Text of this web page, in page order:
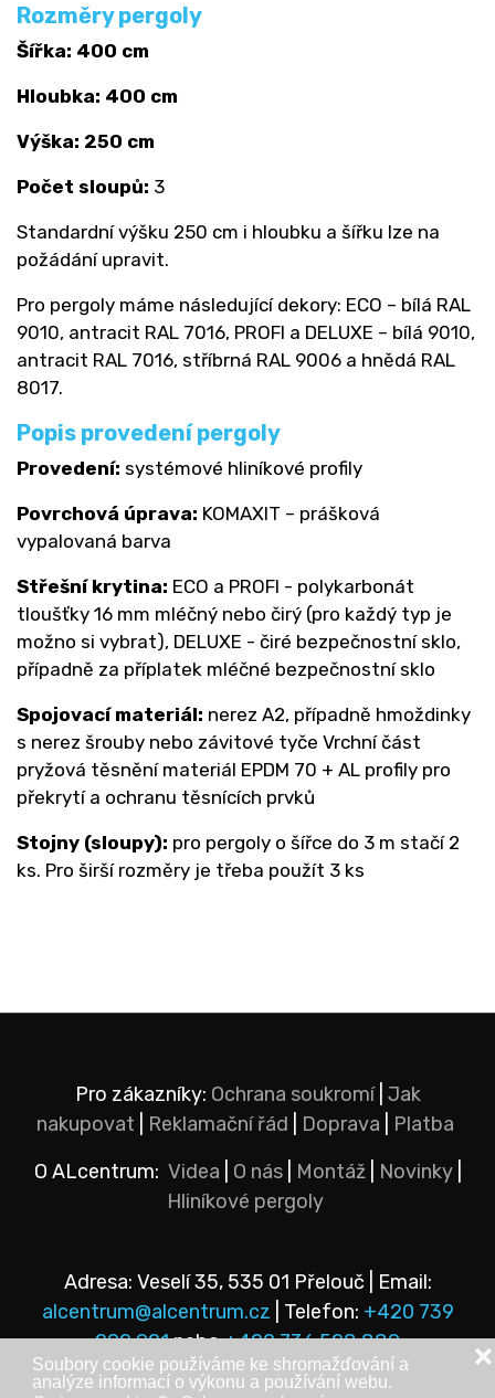
Soubory cookie používáme ke shromažďování a
analýze informací o výkonu a používání webu.
❌
Rozměry pergoly
Šířka: 400 cm
Hloubka: 400 cm
Výška: 250 cm
Počet sloupů: 3
Standardní výšku 250 cm i hloubku a šířku lze na
požádání upravit.
Pro pergoly máme následující dekory: ECO – bílá RAL
9010, antracit RAL 7016, PROFI a DELUXE – bílá 9010,
antracit RAL 7016, stříbrná RAL 9006 a hnědá RAL
8017.
Popis provedení pergoly
Provedení: systémové hliníkové profily
Povrchová úprava: KOMAXIT – prášková
vypalovaná barva
Střešní krytina: ECO a PROFI - polykarbonát
tloušťky 16 mm mléčný nebo čirý (pro každý typ je
možno si vybrat), DELUXE - čiré bezpečnostní sklo,
případně za příplatek mléčné bezpečnostní sklo
Spojovací materiál: nerez A2, případně hmoždinky
s nerez šrouby nebo závitové tyče Vrchní část
pryžová těsnění materiál EPDM 70 + AL profily pro
překrytí a ochranu těsnících prvků
Stojny (sloupy): pro pergoly o šířce do 3 m stačí 2
ks. Pro širší rozměry je třeba použít 3 ks
Pro zákazníky: Ochrana soukromí| Jak
nakupovat
Reklamační řád Doprava
Platba
O ALcentrum: Videa O nás| Montáž| Novinky|
Hliníkové pergoly
Adresa: Veselí 35, 535 01 Přelouč | Email:
alcentrum@alcentrum.cz
| Telefon: +420 739
292 921nebo+420 736 528 889